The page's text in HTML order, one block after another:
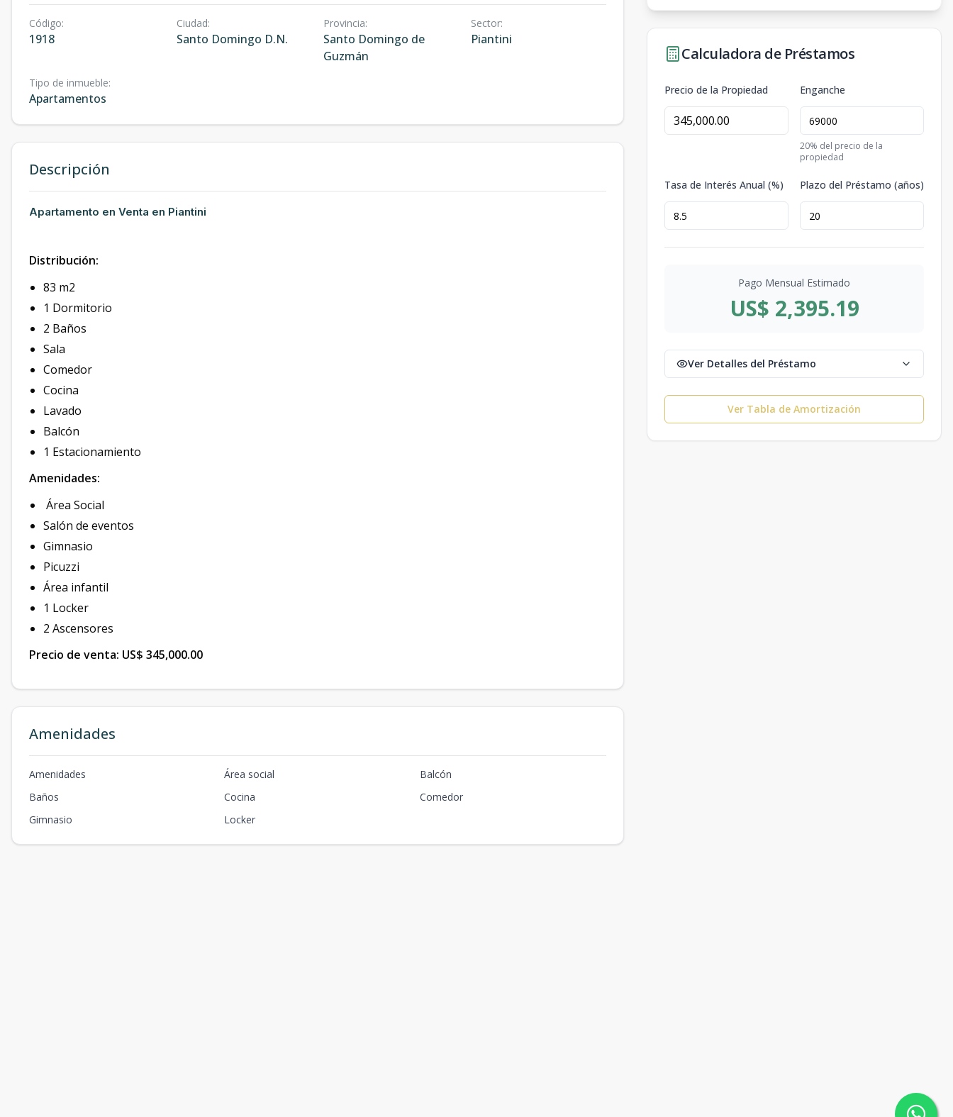
Código:
1918
Ciudad:
Santo Domingo D.N.
Provincia:
Santo Domingo de
Guzmán
Sector:
Piantini
Tipo de inmueble:
Apartamentos
Descripción
Apartamento en Venta en Piantini
Distribución:
83 m2
1 Dormitorio
2 Baños
Sala
Comedor
Cocina
Lavado
Balcón
1 Estacionamiento
Amenidades:
Área Social
Salón de eventos
Gimnasio
Picuzzi
Área infantil
1 Locker
2 Ascensores
Precio de venta: US$ 345,000.00
Amenidades
Amenidades Área social
Balcón
Baños
Cocina
Comedor
Gimnasio
Locker
Calculadora de Préstamos
Precio de la Propiedad Enganche
20% del precio de la
propiedad
Tasa de Interés Anual (%) Plazo del Préstamo (años)
Pago Mensual Estimado
US$ 2,395.19
Ver Detalles del Préstamo
Ver Tabla de Amortización